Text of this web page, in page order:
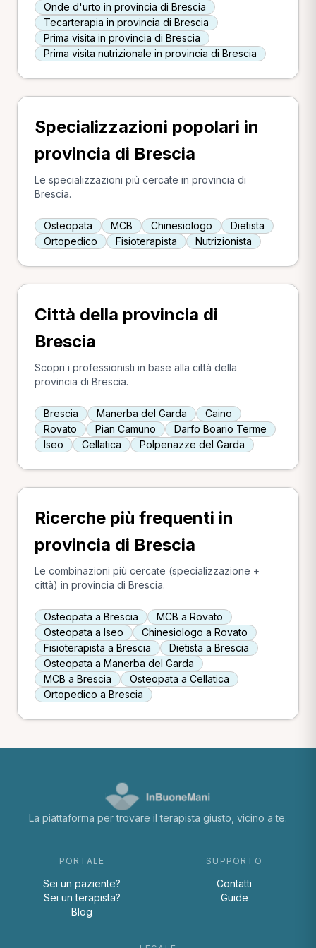
Onde d'urto in provincia di Brescia
Tecarterapia in provincia di Brescia
Prima visita in provincia di Brescia
Prima visita nutrizionale in provincia di Brescia
Specializzazioni popolari in
provincia di Brescia
Le specializzazioni più cercate in provincia di
Brescia.
Osteopata MCB Chinesiologo
Dietista
Ortopedico
Fisioterapista Nutrizionista
Città della provincia di
Brescia
Scopri i professionisti in base alla città della
provincia di Brescia.
Brescia Manerba del Garda
Caino
Rovato
Pian Camuno
Darfo Boario Terme
Iseo
Cellatica Polpenazze del Garda
Ricerche più frequenti in
provincia di Brescia
Le combinazioni più cercate (specializzazione +
città) in provincia di Brescia.
Osteopata a Brescia
MCB a Rovato
Osteopata a Iseo
Chinesiologo a Rovato
Fisioterapista a Brescia
Dietista a Brescia
Osteopata a Manerba del Garda
MCB a Brescia
Osteopata a Cellatica
Ortopedico a Brescia
La piattaforma per trovare il terapista giusto, vicino a te.
PORTALE
Sei un paziente?
Sei un terapista?
Blog
SUPPORTO
Contatti
Guide